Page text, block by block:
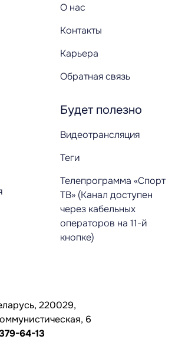
О нас
Контакты
Карьера
Обратная связь
Будет полезно
Видеотрансляция
Теги
Телепрограмма «Спорт
ТВ» (Канал доступен
через кабельных
операторов на 11-й
кнопке)
220029,
6
64-13